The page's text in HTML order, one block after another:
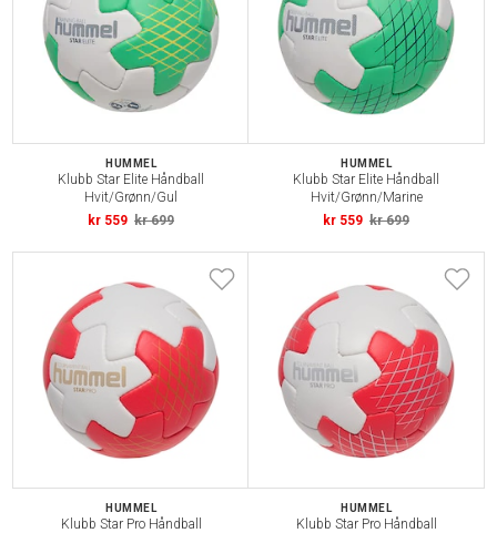
HUMMEL
Klubb Star Elite Håndball
Hvit/Grønn/Gul
kr 559 kr 699
HUMMEL
Klubb Star Elite Håndball
Hvit/Grønn/Marine
kr 559 kr 699
HUMMEL
Klubb Star Pro Håndball
HUMMEL
Klubb Star Pro Håndball